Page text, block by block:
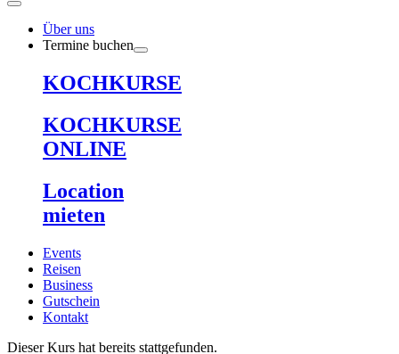
Über uns
Termine buchen
KOCHKURSE
KOCHKURSE
ONLINE
Location
mieten
Events
Reisen
Business
Gutschein
Kontakt
Dieser Kurs hat bereits stattgefunden.